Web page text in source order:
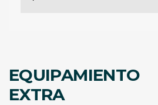
EQUIPAMIENTO
EXTRA